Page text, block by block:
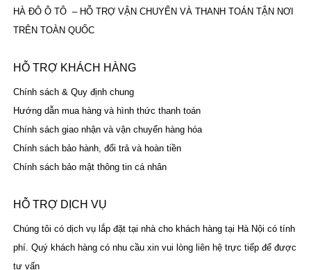
HÀ ĐÔ Ô TÔ – HỖ TRỢ VẬN CHUYỂN VÀ THANH TOÁN TẬN NƠI
TRÊN TOÀN QUỐC
HỖ TRỢ KHÁCH HÀNG
Chính sách & Quy định chung
Hướng dẫn mua hàng và hình thức thanh toán
Chính sách giao nhận và vận chuyển hàng hóa
Chính sách bảo hành, đổi trả và hoàn tiền
Chính sách bảo mật thông tin cá nhân
HỖ TRỢ DỊCH VỤ
Chúng tôi có dịch vụ lắp đặt tại nhà cho khách hàng tại Hà Nội có tính
phí. Quý khách hàng có nhu cầu xin vui lòng liên hệ trực tiếp để được
tư vấn